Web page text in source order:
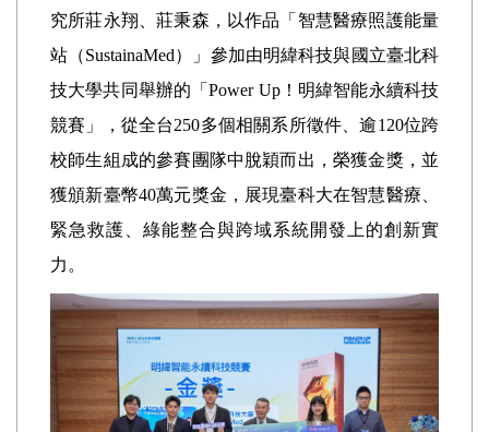
究所莊永翔、莊秉森，以作品「智慧醫療照護能量
站（SustainaMed）」參加由明緯科技與國立臺北科
技大學共同舉辦的「Power Up！明緯智能永續科技
競賽」，從全台250多個相關系所徵件、逾120位跨
校師生組成的參賽團隊中脫穎而出，榮獲金獎，並
獲頒新臺幣40萬元獎金，展現臺科大在智慧醫療、
緊急救護、綠能整合與跨域系統開發上的創新實
力。